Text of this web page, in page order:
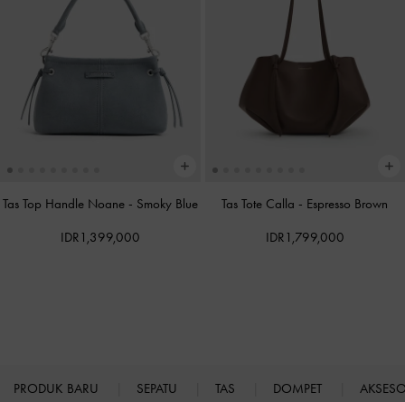
Tas Top Handle Noane - Smoky Blue
IDR1,399,000
Tas Tote Calla - Espresso Brown
IDR1,799,000
PRODUK BARU SEPATU TAS DOMPET